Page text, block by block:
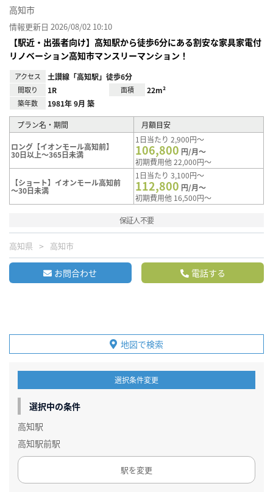
高知市
情報更新日 2026/08/02 10:10
【駅近・出張者向け】高知駅から徒歩6分にある割安な家具家電付
リノベーション高知市マンスリーマンション！
アクセス 土讃線「高知駅」徒歩6分
間取り 1R 面積 22m²
築年数 1981年 9月 築
プラン名・期間 月額目安
ロング【イオンモール高知前】
30日以上～365日未満
1日当たり 2,900円～
106,800 円/月～
初期費用他 22,000円～
【ショート】イオンモール高知前
～30日未満
1日当たり 3,100円～
112,800 円/月～
初期費用他 16,500円～
保証人不要
高知県 高知市
お問合わせ 電話する
地図で検索
選択条件変更
選択中の条件
高知駅
高知駅前駅
駅を変更